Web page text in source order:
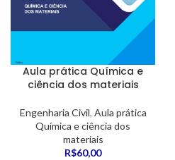
Aula prática Química e
ciência dos materiais
Engenharia Civil, Aula prática
Química e ciência dos
materiais
R$60,00